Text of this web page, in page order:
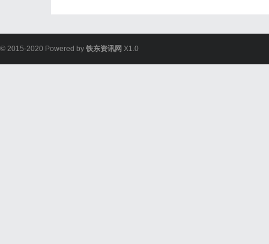
© 2015-2020 Powered by 铁东资讯网 X1.0